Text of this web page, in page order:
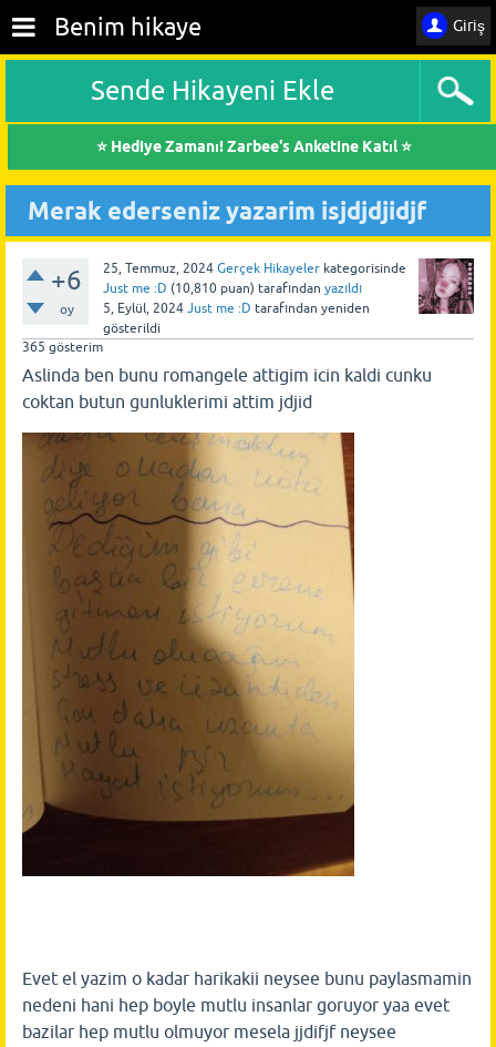
Giriş
Benim hikaye
Sende Hikayeni Ekle
⭐ Hediye Zamanı! Zarbee's Anketine Katıl ⭐
Merak ederseniz yazarim isjdjdjidjf
+6
oy
365 gösterim
25, Temmuz, 2024 Gerçek Hikayeler kategorisinde
Just me :D (10,810 puan) tarafından yazıldı
5, Eylül, 2024 Just me :D tarafından yeniden
gösterildi
Aslinda ben bunu romangele attigim icin kaldi cunku
coktan butun gunluklerimi attim jdjid
Evet el yazim o kadar harikakii neysee bunu paylasmamin
nedeni hani hep boyle mutlu insanlar goruyor yaa evet
bazilar hep mutlu olmuyor mesela jjdifjf neysee